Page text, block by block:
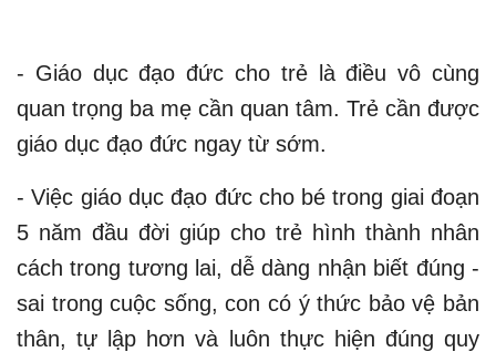
- Giáo dục đạo đức cho trẻ là điều vô cùng
quan trọng ba mẹ cần quan tâm. Trẻ cần được
giáo dục đạo đức ngay từ sớm.
- Việc giáo dục đạo đức cho bé trong giai đoạn
5 năm đầu đời giúp cho trẻ hình thành nhân
cách trong tương lai, dễ dàng nhận biết đúng -
sai trong cuộc sống, con có ý thức bảo vệ bản
thân, tự lập hơn và luôn thực hiện đúng quy